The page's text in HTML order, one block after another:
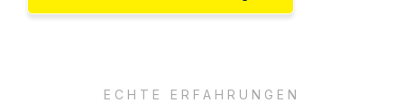
ECHTE ERFAHRUNGEN